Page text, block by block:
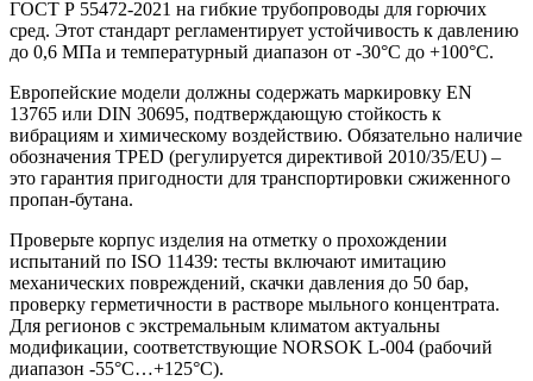
ГОСТ Р 55472-2021 на гибкие трубопроводы для горючих
сред. Этот стандарт регламентирует устойчивость к давлению
до 0,6 МПа и температурный диапазон от -30°C до +100°C.
Европейские модели должны содержать маркировку EN
13765 или DIN 30695, подтверждающую стойкость к
вибрациям и химическому воздействию. Обязательно наличие
обозначения TPED (регулируется директивой 2010/35/EU) –
это гарантия пригодности для транспортировки сжиженного
пропан-бутана.
Проверьте корпус изделия на отметку о прохождении
испытаний по ISO 11439: тесты включают имитацию
механических повреждений, скачки давления до 50 бар,
проверку герметичности в растворе мыльного концентрата.
Для регионов с экстремальным климатом актуальны
модификации, соответствующие NORSOK L-004 (рабочий
диапазон -55°C…+125°C).